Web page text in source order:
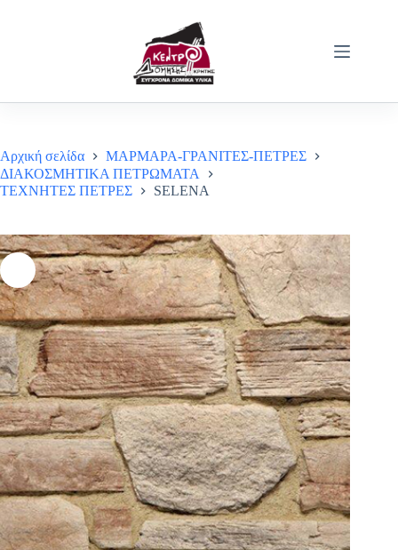
Αρχική σελίδα
ΜΑΡΜΑΡΑ-ΓΡΑΝΙΤΕΣ-ΠΕΤΡΕΣ
ΔΙΑΚΟΣΜΗΤΙΚΑ ΠΕΤΡΩΜΑΤΑ
ΤΕΧΝΗΤΕΣ ΠΕΤΡΕΣ
SELENA